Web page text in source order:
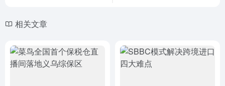
相关文章